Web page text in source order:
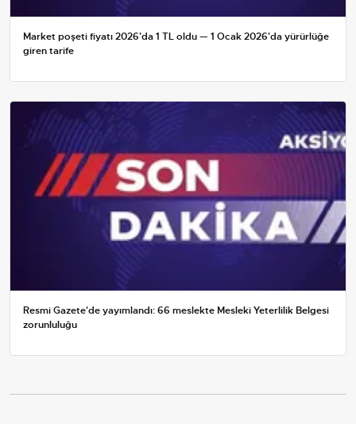
Market poşeti fiyatı 2026'da 1 TL oldu — 1 Ocak 2026'da yürürlüğe
giren tarife
Resmi Gazete'de yayımlandı: 66 meslekte Mesleki Yeterlilik Belgesi
zorunluluğu